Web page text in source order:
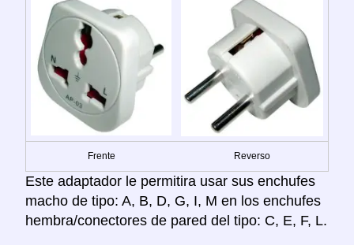
Frente Reverso
Este adaptador le permitira usar sus enchufes
macho de tipo: A, B, D, G, I, M en los enchufes
hembra/conectores de pared del tipo: C, E, F, L.